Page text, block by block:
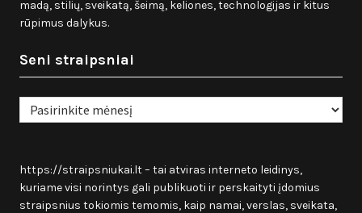
madą, stilių, sveikatą, šeimą, keliones, technologijas ir kitus
rūpimus dalykus.
Seni straipsniai
Seni
straipsniai
https://straipsniukai.lt– tai atviras interneto leidinys,
kuriame visi norintys gali publikuoti ir perskaityti įdomius
straipsnius tokiomis temomis, kaip namai, verslas, sveikata,